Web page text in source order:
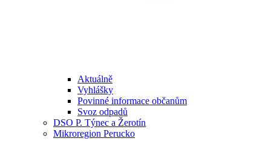
Aktuálně
Vyhlášky
Povinné informace občanům
Svoz odpadů
DSO P. Týnec a Žerotín
Mikroregion Perucko